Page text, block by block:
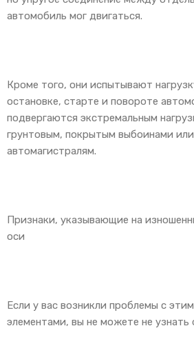
автомобиль мог двигаться.
Кроме того, они испытывают
остановке, старте и повороте
подвергаются экстремальным
грунтовым, покрытым выбоинами
автомагистралям.
Признаки, указывающие на
оси
Если у вас возникли проблемы с
элементами, вы не можете не узнать